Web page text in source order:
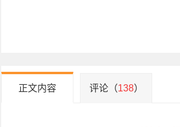
正文内容 评论（138）